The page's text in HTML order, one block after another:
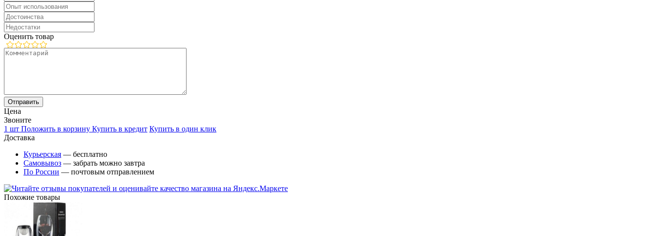
Оценить товар
Цена
Звоните
1 шт Положить в корзину Купить в кредит Купить в один клик
Доставка
Курьерская — бесплатно
Самовывоз — забрать можно завтра
По России — почтовым отправлением
Похожие товары